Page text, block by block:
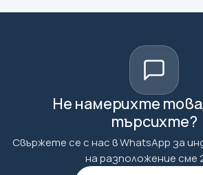
Не намерихте
търсихте?
Свържете се с нас в WhatsApp за
на разположение сме